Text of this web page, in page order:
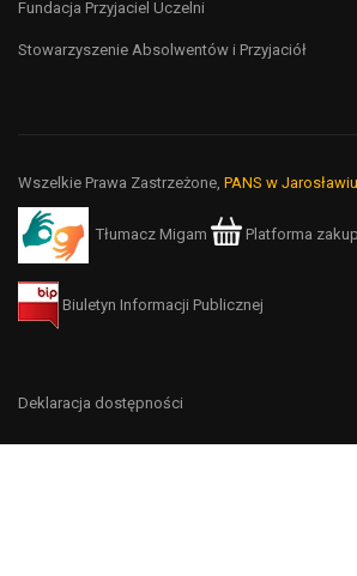
Fundacja Przyjaciel Uczelni
Stowarzyszenie Absolwentów i Przyjaciół
Wszelkie Prawa Zastrzeżone, PANS w Jarosławiu
Tłumacz Migam Platforma
Biuletyn Informacji Publicznej
Deklaracja dostępności